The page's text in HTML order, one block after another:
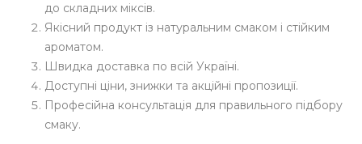
до складних міксів.
Якісний продукт із натуральним смаком і стійким
ароматом.
Швидка доставка по всій Україні.
Доступні ціни, знижки та акційні пропозиції.
Професійна консультація для правильного підбору
смаку.